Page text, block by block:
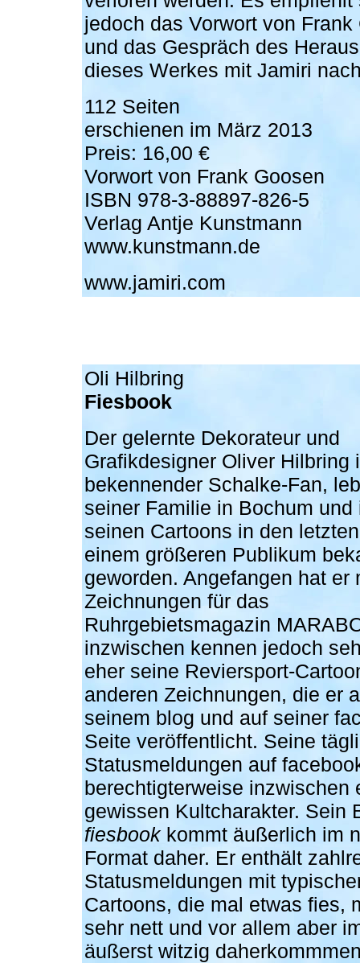
jedoch das Vorwort von Frank
und das Gespräch des
dieses Werkes mit Jamiri
112 Seiten
erschienen im März 2013
Preis: 16,00 €
Vorwort von Frank Goosen
ISBN 978-3-88897-826-5
Verlag Antje Kunstmann
www.kunstmann.de
www.jamiri.com
Oli Hilbring
Fiesbook
Der gelernte Dekorateur und
Grafikdesigner Oliver Hilbring
bekennender Schalke-Fan,
seiner Familie in Bochum und
seinen Cartoons in den
einem größeren Publikum
geworden. Angefangen hat er
Zeichnungen für das
Ruhrgebietsmagazin
inzwischen kennen jedoch
eher seine Reviersport-
anderen Zeichnungen, die er
seinem blog und auf seiner
Seite veröffentlicht. Seine
Statusmeldungen auf
berechtigterweise inzwischen
gewissen Kultcharakter. Sein
fiesbookkommt äußerlich im
Format daher. Er enthält
Statusmeldungen mit
Cartoons, die mal etwas fies,
sehr nett und vor allem aber
äußerst witzig